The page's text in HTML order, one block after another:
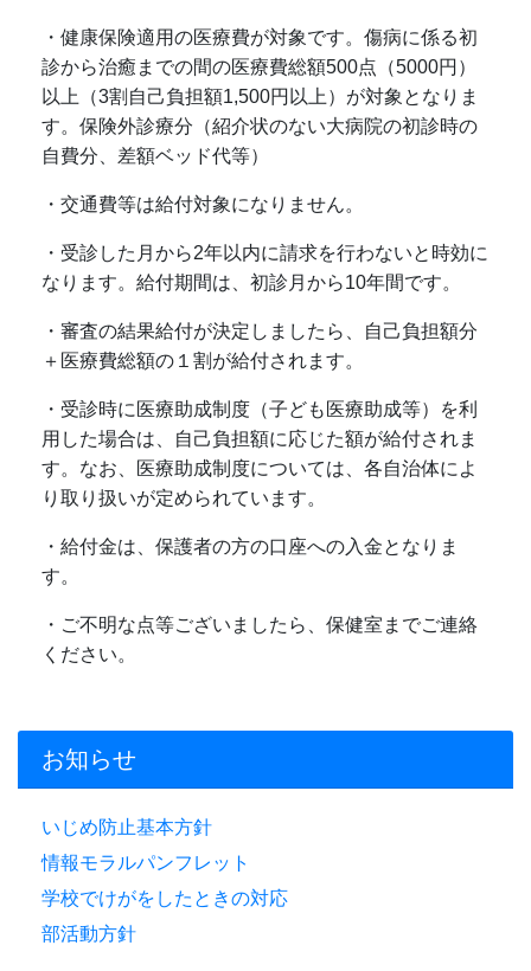
お知らせ
いじめ防止基本方針
情報モラルパンフレット
学校でけがをしたときの対応
部活動方針
・健康保険適用の医療費が対象です。傷病に係る初
診から治癒までの間の医療費総額500点（5000円）
以上（3割自己負担額1,500円以上）が対象となりま
す。保険外診療分（紹介状のない大病院の初診時の
自費分、差額ベッド代等）
・交通費等は給付対象になりません。
・受診した月から2年以内に請求を行わないと時効に
なります。給付期間は、初診月から10年間です。
・審査の結果給付が決定しましたら、自己負担額分
＋医療費総額の１割が給付されます。
・受診時に医療助成制度（子ども医療助成等）を利
用した場合は、自己負担額に応じた額が給付されま
す。なお、医療助成制度については、各自治体によ
り取り扱いが定められています。
・給付金は、保護者の方の口座への入金となりま
す。
・ご不明な点等ございましたら、保健室までご連絡
ください。